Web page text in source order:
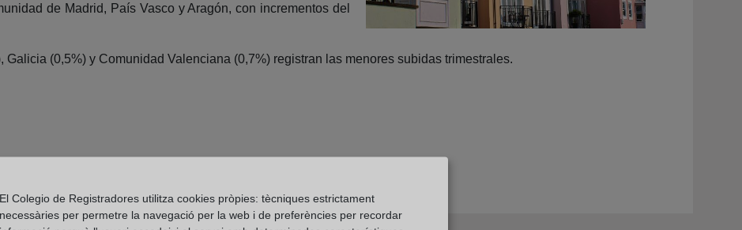
de Madrid, País Vasco y Aragón, con incrementos del
Galicia (0,5%) y Comunidad Valenciana (0,7%) registran las menores subidas trimestrales.
El Colegio de Registradores utilitza cookies pròpies: tècniques estrictament
necessàries per permetre la navegació per la web i de preferències per recordar